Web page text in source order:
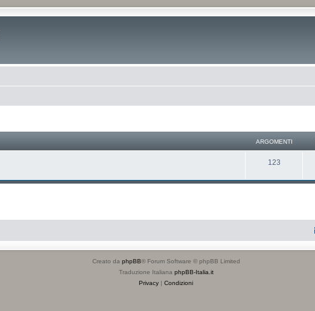
ARGOMENTI
123
Creato da phpBB® Forum Software © phpBB Limited
Traduzione Italiana phpBB-Italia.it
Privacy | Condizioni